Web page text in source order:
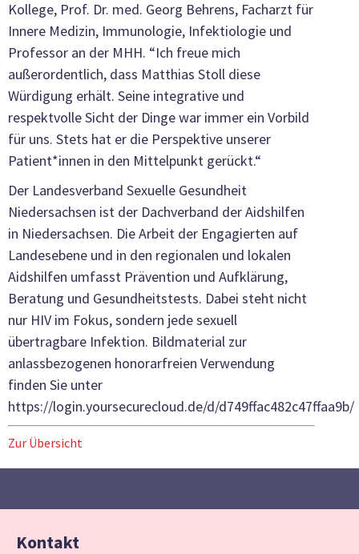
Kollege, Prof. Dr. med. Georg Behrens, Facharzt für
Innere Medizin, Immunologie, Infektiologie und
Professor an der MHH. “Ich freue mich
außerordentlich, dass Matthias Stoll diese
Würdigung erhält. Seine integrative und
respektvolle Sicht der Dinge war immer ein Vorbild
für uns. Stets hat er die Perspektive unserer
Patient*innen in den Mittelpunkt gerückt.“
Der Landesverband Sexuelle Gesundheit
Niedersachsen ist der Dachverband der Aidshilfen
in Niedersachsen. Die Arbeit der Engagierten auf
Landesebene und in den regionalen und lokalen
Aidshilfen umfasst Prävention und Aufklärung,
Beratung und Gesundheitstests. Dabei steht nicht
nur HIV im Fokus, sondern jede sexuell
übertragbare Infektion. Bildmaterial zur
anlassbezogenen honorarfreien Verwendung
finden Sie unter
https://login.yoursecurecloud.de/d/d749ffac482c47ffaa9b/
Zur Übersicht
Kontakt